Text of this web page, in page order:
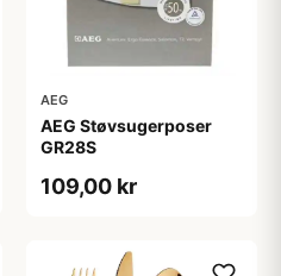
AEG
AEG Støvsugerposer
GR28S
109,00 kr